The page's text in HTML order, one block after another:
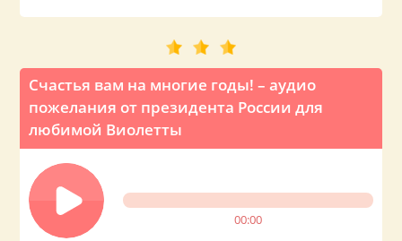
Счастья вам на многие годы! – аудио
пожелания от президента России для
любимой Виолетты
00:00